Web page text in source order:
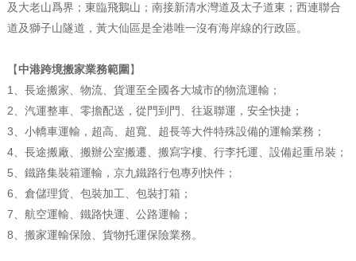
及大老山爲界；東臨飛鵝山；南接新清水灣道及太子道東；西連聯合
道及獅子山隧道，黃大仙區是全港唯一沒有海岸線的行政區。
【中港跨境搬家業務範圍 】
1、長途搬家、物流、貨運至全國各大城市的物流運輸；
2、汽運整車、零擔配送，從門到門、往返聯運，安全快捷；
3、小轎車運輸，超高、超寬、超長等大件特殊設備的運輸業務；
4、長途搬廠、搬辦公室搬遷、搬寫字樓、行李托運、設備起重吊裝；
5、鐵路集裝箱運輸，京九鐵路行包專列快件；
6、倉儲理貨、包裝加工、包裝打箱；
7、航空運輸、鐵路快運、公路運輸；
8、搬家運輸保險、貨物托運保險業務。